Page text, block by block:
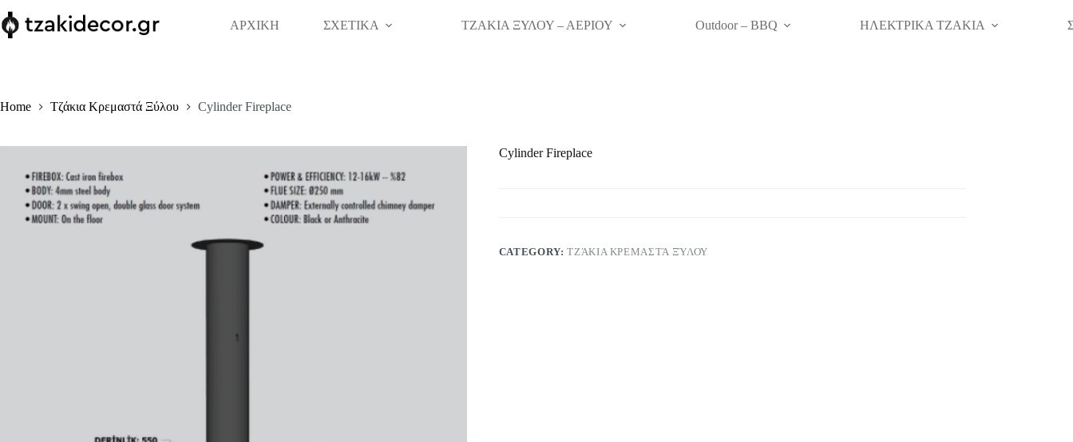
to
content
ΑΡΧΙΚΗ ΣΧΕΤΙΚΑ ΤΖΑΚΙΑ ΞΥΛΟΥ – ΑΕΡΙΟΥ Outdoor – BBQ ΗΛΕΚΤΡΙΚΑ ΤΖΑΚΙΑ
Home Τζάκια Κρεμαστά Ξύλου Cylinder Fireplace
Cylinder Fireplace
CATEGORY:ΤΖΆΚΙΑ ΚΡΕΜΑΣΤΆ ΞΎΛΟΥ